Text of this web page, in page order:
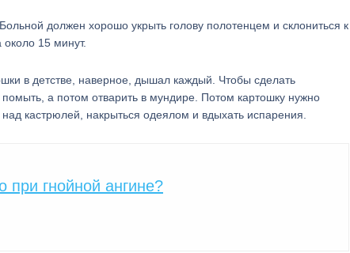
должен хорошо укрыть голову полотенцем и склониться к
15 минут.
в детстве, наверное, дышал каждый. Чтобы сделать
а потом отварить в мундире. Потом картошку нужно
кастрюлей, накрыться одеялом и вдыхать испарения.
при гнойной ангине?